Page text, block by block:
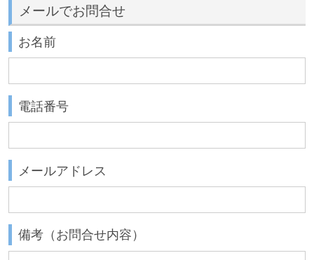
メールでお問合せ
お名前
電話番号
メールアドレス
備考（お問合せ内容）